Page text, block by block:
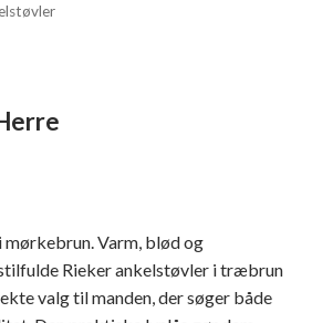
Varm, blød og
Rieker ankelstøvler i træbrun
valg til manden, der søger både